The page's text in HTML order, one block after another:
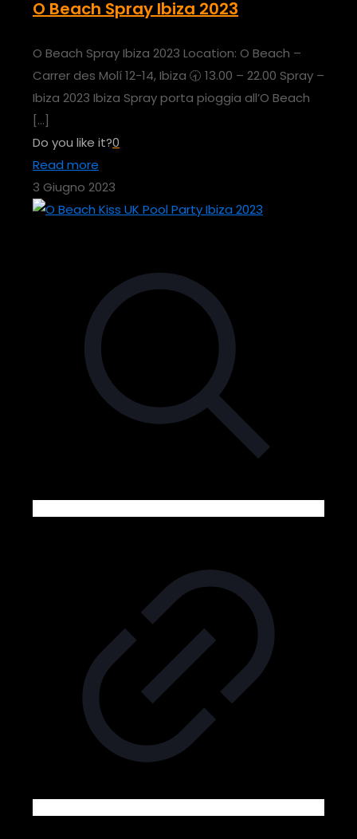
O Beach Spray Ibiza 2023
O Beach Spray Ibiza 2023 Location: O Beach –
Carrer des Molí 12-14, Ibiza 🕣 13.00 – 22.00 Spray –
Ibiza 2023 Ibiza Spray porta pioggia all’O Beach
[…]
Do you like it?0
Read more
3 Giugno 2023